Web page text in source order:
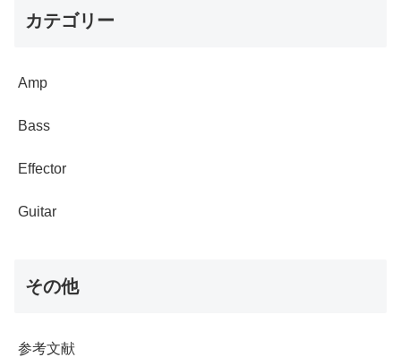
カテゴリー
Amp
Bass
Effector
Guitar
その他
参考文献